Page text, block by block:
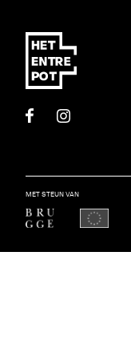
MET STEUN VAN